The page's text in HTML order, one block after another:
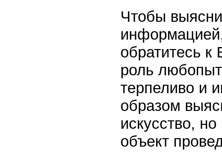
Чтобы
обратитесь
роль
терпеливо и
образом
искусство,
объект